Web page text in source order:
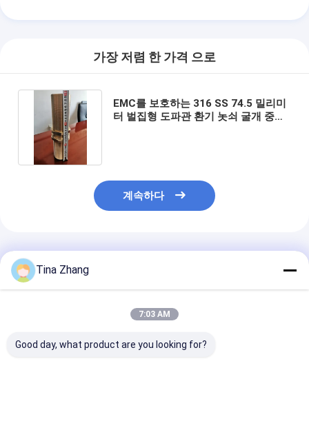
가장 저렴 한 가격 으로
EMC를 보호하는 316 SS 74.5 밀리미
터 벌집형 도파관 환기 놋쇠 굴개 중심
계속하다
추천된 제품
Tina Zhang
7:03 AM
Good day, what product are you looking for?